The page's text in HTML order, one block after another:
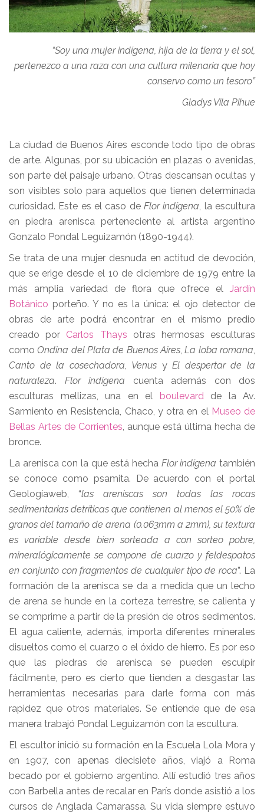
“Soy una mujer indígena, hija de la tierra y el sol,
pertenezco a una raza con una cultura milenaria que hoy
conservo como un tesoro”
Gladys Vila Pihue
La ciudad de Buenos Aires esconde todo tipo de obras
de arte. Algunas, por su ubicación en plazas o avenidas,
son parte del paisaje urbano. Otras descansan ocultas y
son visibles solo para aquellos que tienen determinada
curiosidad. Este es el caso de Flor indígena, la escultura
en piedra arenisca perteneciente al artista argentino
Gonzalo Pondal Leguizamón (1890-1944).
Se trata de una mujer desnuda en actitud de devoción,
que se erige desde el 10 de diciembre de 1979 entre la
más amplia variedad de flora que ofrece el Jardín
Botánico porteño. Y no es la única: el ojo detector de
obras de arte podrá encontrar en el mismo predio
creado por Carlos Thays otras hermosas esculturas
comoOndina del Plata de Buenos Aires,La loba romana,
Canto de la cosechadora, Venus yEl despertar de la
naturaleza. Flor indígena cuenta además con dos
esculturas mellizas, una en el boulevardde la Av.
Sarmiento en Resistencia, Chaco, y otra en el Museo de
Bellas Artes de Corrientes, aunque está última hecha de
bronce.
La arenisca con la que está hecha Flor indígena también
se conoce como psamita. De acuerdo con el portal
Geologíaweb, “las areniscas son todas las rocas
sedimentarias detríticas que contienen al menos el 50% de
granos del tamaño de arena (0.063mm a 2mm), su textura
es variable desde bien sorteada a con sorteo pobre,
mineralógicamente se compone de cuarzo y feldespatos
en conjunto con fragmentos de cualquier tipo de roca”. La
formación de la arenisca se da a medida que un lecho
de arena se hunde en la corteza terrestre, se calienta y
se comprime a partir de la presión de otros sedimentos.
El agua caliente, además, importa diferentes minerales
disueltos como el cuarzo o el óxido de hierro. Es por eso
que las piedras de arenisca se pueden esculpir
fácilmente, pero es cierto que tienden a desgastar las
herramientas necesarias para darle forma con más
rapidez que otros materiales. Se entiende que de esa
manera trabajó Pondal Leguizamón con la escultura.
El escultor inició su formación en la Escuela Lola Mora y
en 1907, con apenas diecisiete años, viajó a Roma
becado por el gobierno argentino. Allí estudió tres años
con Barbella antes de recalar en París donde asistió a los
cursos de Anglada Camarassa. Su vida siempre estuvo